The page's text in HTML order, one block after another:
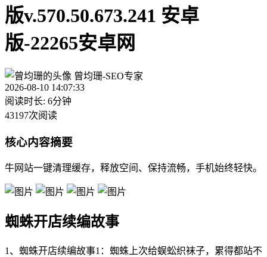
版v.570.50.673.241 安卓
版-22265安卓网
曾均珊-SEO专家
2026-08-10 14:07:33
阅读时长: 6分钟
43197次阅读
核心内容摘要
牛网站一键清理缓存，释放空间、保持流畅，手机始终轻快。
蜘蛛开店续编故事
1、蜘蛛开店续编故事1：蜘蛛上次给蜈蚣织袜子，累得都站不